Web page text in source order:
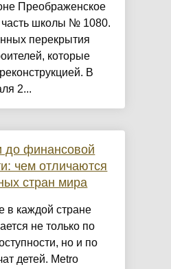
Преображенское
школы № 1080.
перекрытия
которые
В
2...
до финансовой
чем отличаются
стран мира
в каждой стране
не только по
но и по
детей. Metro